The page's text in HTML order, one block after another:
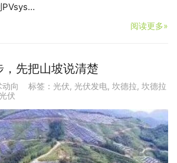
PVsys…
阅读更多»
先把山坡说清楚
向 标签： 光伏, 光伏发电, 坎德拉, 坎德拉
伏